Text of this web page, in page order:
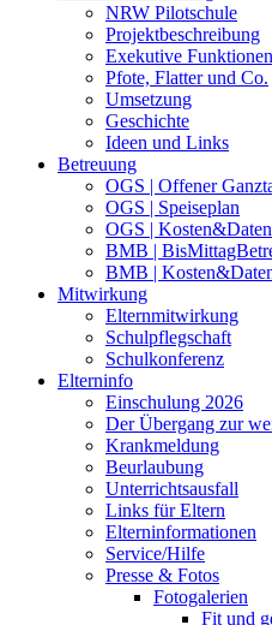
NRW Pilotschule
Projektbeschreibung
Exekutive Funktionen
Pfote, Flatter und Co.
Umsetzung
Geschichte
Ideen und Links
Betreuung
OGS | Offener
OGS | Speiseplan
OGS | Kosten&Daten
BMB |
BMB |
Mitwirkung
Elternmitwirkung
Schulpflegschaft
Schulkonferenz
Elterninfo
Einschulung 2026
Der Übergang zur
Krankmeldung
Beurlaubung
Unterrichtsausfall
Links für Eltern
Elterninformationen
Service/Hilfe
Presse & Fotos
Fotogalerien
Fit und